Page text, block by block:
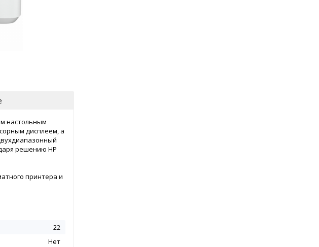
настольным
дисплеем, а
решению HP
принтера и
22
Нет